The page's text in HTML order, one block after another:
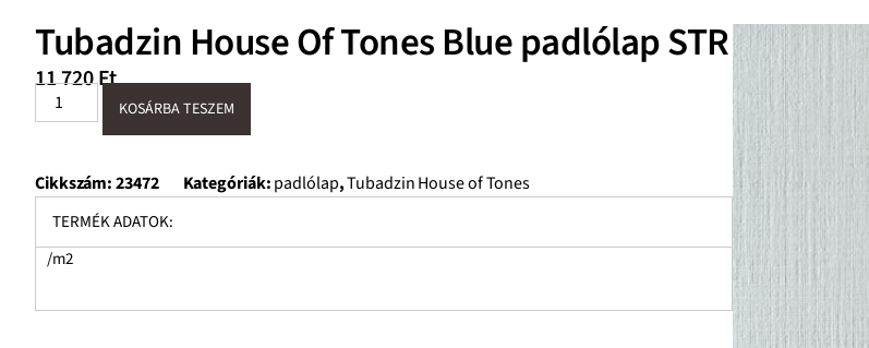
Tubadzin House Of Tones Blue padlólap STR
11 720Ft
KOSÁRBA TESZEM
Cikkszám:23472 Kategóriák:padlólap,Tubadzin House of Tones
TERMÉK ADATOK:
/m2